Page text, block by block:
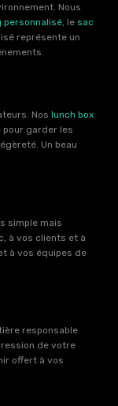
Nous
personnalisé, le sac
représente un
Nos lunch box
garder les
Un beau
simple mais
à vos clients et à
à vos équipes de
responsable
de votre
offert à vos